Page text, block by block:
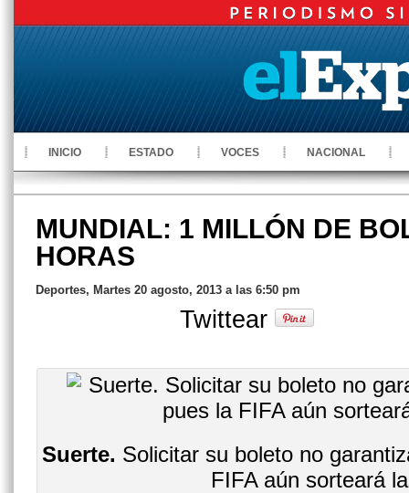
INICIO ESTADO VOCES NACIONAL
MUNDIAL: 1 MILLÓN DE
HORAS
Deportes, Martes 20 agosto, 2013 a las 6:50 pm
Twittear
Suerte. Solicitar su boleto no
FIFA aún sorteará